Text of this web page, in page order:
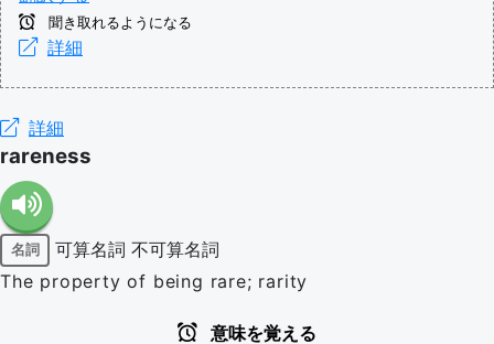
聞き取れるようになる
詳細
詳細
rareness
名詞 可算名詞 不可算名詞
The property of being rare; rarity
意味を覚える